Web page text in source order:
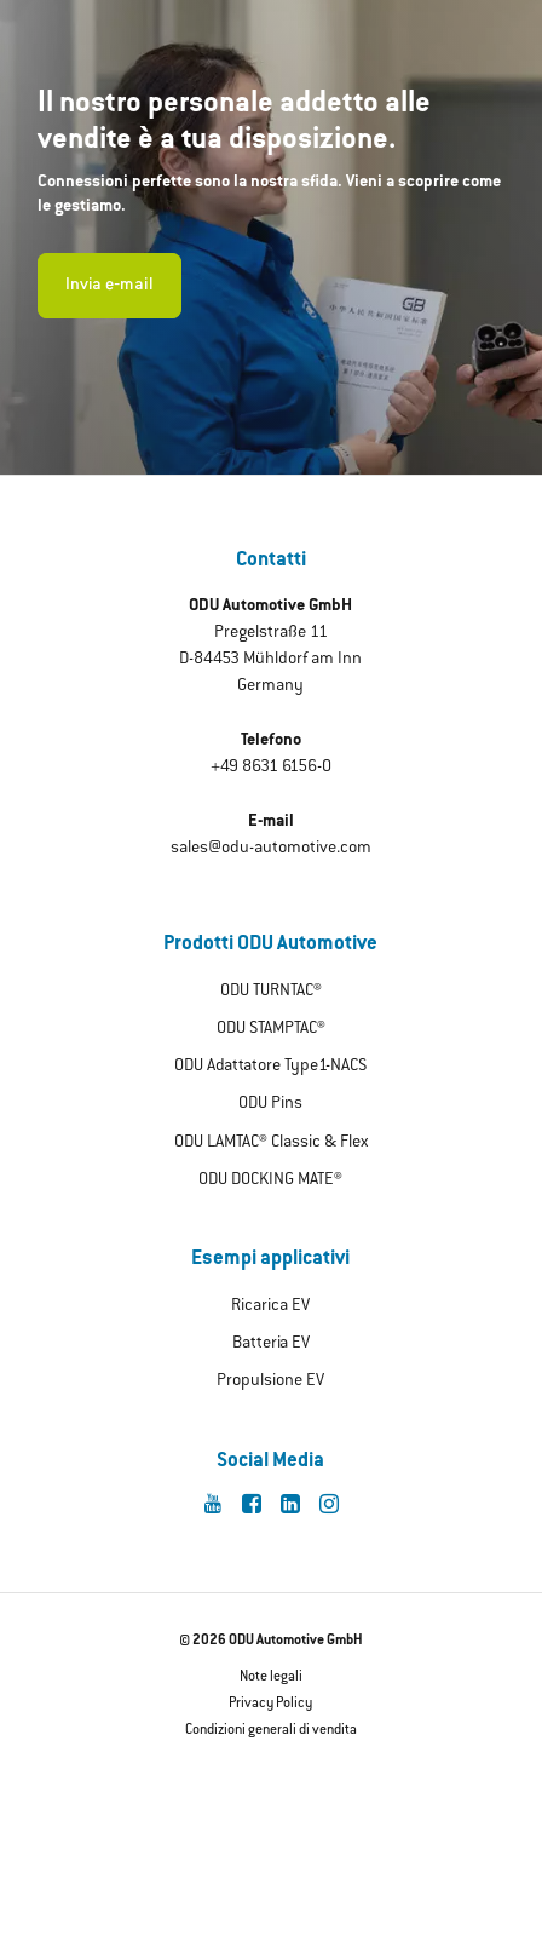
Il nostro personale addetto alle
vendite è a tua disposizione.
Connessioni perfette sono la nostra sfida. Vieni a scoprire come
le gestiamo.
Invia e‐mail
Contatti
ODU Automotive GmbH
Pregelstraße 11
D-84453 Mühldorf am Inn
Germany
Telefono
+49 8631 6156-0
E-mail
sales@odu-automotive.com
Prodotti ODU Automotive
ODU TURNTAC®
ODU STAMPTAC®
ODU Adattatore Type1-NACS
ODU Pins
ODU LAMTAC® Classic & Flex
ODU DOCKING MATE®
Esempi applicativi
Ricarica EV
Batteria EV
Propulsione EV
Social Media
© 2026 ODU Automotive GmbH
Note legali
Privacy Policy
Condizioni generali di vendita